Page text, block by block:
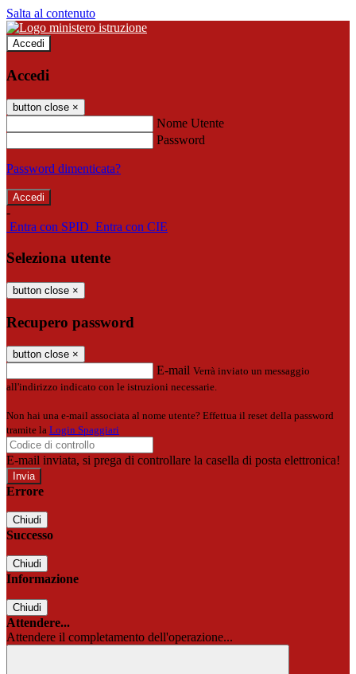
Salta al contenuto
Accedi
Accedi
button close ×
Nome Utente
Password
Password dimenticata?
-
Entra con SPID Entra con CIE
Seleziona utente
button close ×
Recupero password
button close ×
E-mail Verrà inviato un messaggio
all'indirizzo indicato con le istruzioni necessarie.
Non hai una e-mail associata al nome utente? Effettua il reset della password
tramite la Login Spaggiari
E-mail inviata, si prega di controllare la casella di posta elettronica!
Errore
Chiudi
Successo
Chiudi
Informazione
Chiudi
Attendere...
Attendere il completamento dell'operazione...